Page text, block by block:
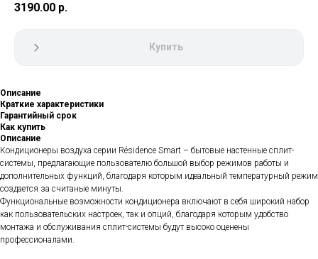
3190.00 р.
Купить
Описание
Краткие характеристики
Гарантийный срок
Как купить
Описание
Кондиционеры воздуха серии Résidence Smart – бытовые настенные сплит-
системы, предлагающие пользователю большой выбор режимов работы и
дополнительных функций, благодаря которым идеальный температурный режим
создается за считаные минуты.
Функциональные возможности кондиционера включают в себя широкий набор
как пользовательских настроек, так и опций, благодаря которым удобство
монтажа и обслуживания сплит-системы будут высоко оценены
профессионалами.